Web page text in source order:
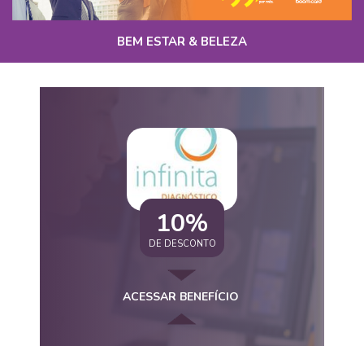
BEM ESTAR & BELEZA
10%
DE DESCONTO
ACESSAR BENEFÍCIO